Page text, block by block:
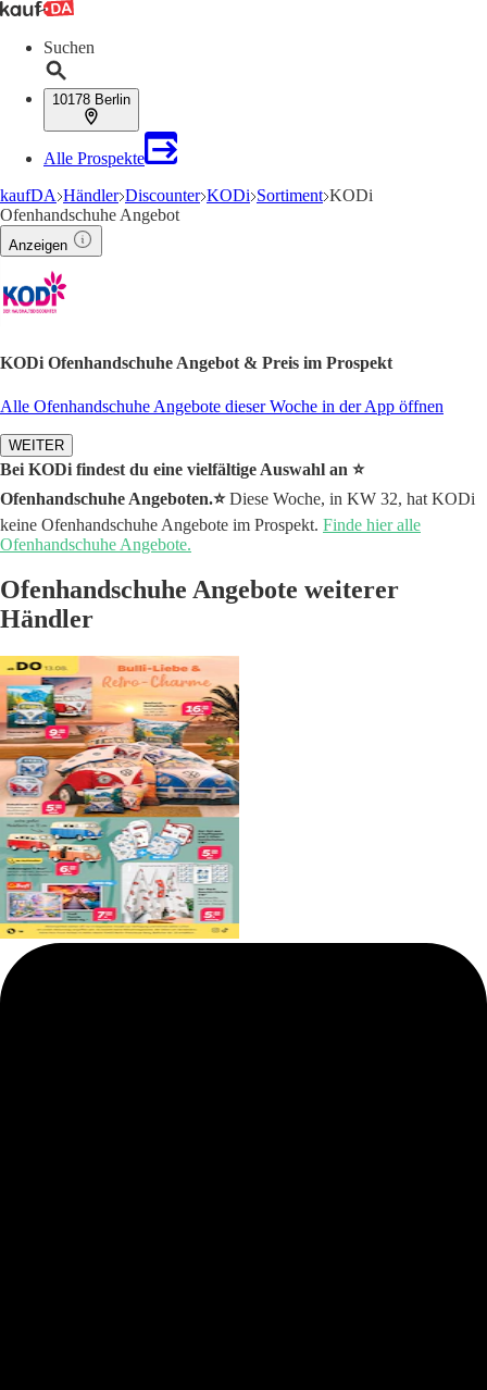
Suchen
10178 Berlin
Alle Prospekte
kaufDA Händler Discounter KODi Sortiment KODi
Ofenhandschuhe Angebot
Anzeigen
KODi Ofenhandschuhe Angebot & Preis im Prospekt
Alle Ofenhandschuhe Angebote dieser Woche in der App öffnen
WEITER
Bei KODi findest du eine vielfältige Auswahl an ⭐️
Ofenhandschuhe Angeboten.⭐️Diese Woche, in KW 32, hat KODi
keine Ofenhandschuhe Angebote im Prospekt. Finde hier alle
Ofenhandschuhe Angebote.
Ofenhandschuhe Angebote weiterer
Händler